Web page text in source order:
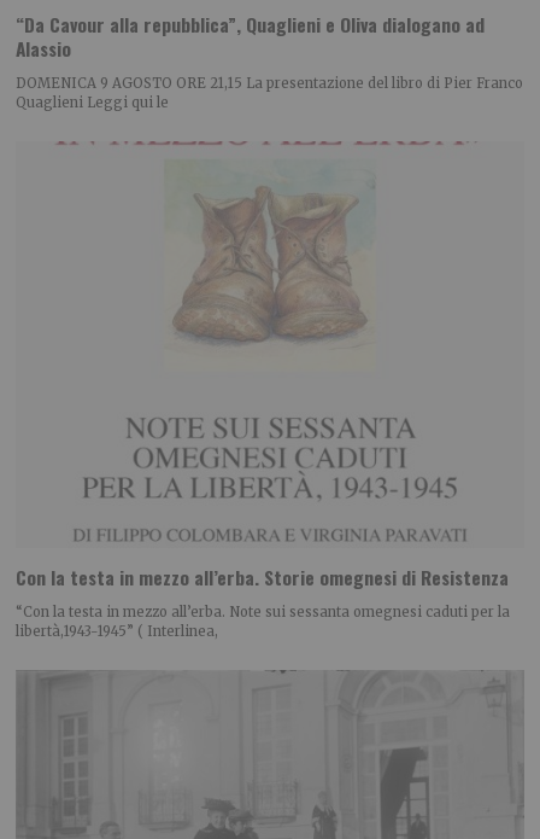
“Da Cavour alla repubblica”, Quaglieni e Oliva dialogano ad
Alassio
DOMENICA 9 AGOSTO ORE 21,15 La presentazione del libro di Pier Franco
Quaglieni Leggi qui le
Con la testa in mezzo all’erba. Storie omegnesi di Resistenza
“Con la testa in mezzo all’erba. Note sui sessanta omegnesi caduti per la
libertà,1943-1945” ( Interlinea,